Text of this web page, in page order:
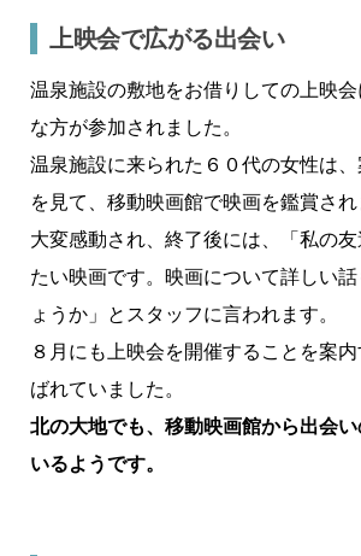
上映会で広がる出会い
温泉施設の敷地をお借りしての上映会
な方が参加されました。
温泉施設に来られた６０代の女性は
を見て、移動映画館で映画を鑑賞され
大変感動され、終了後には、「私の
たい映画です。映画について詳しい
ょうか」とスタッフに言われます。
８月にも上映会を開催することを案
ばれていました。
北の大地でも、移動映画館から出会
いるようです。